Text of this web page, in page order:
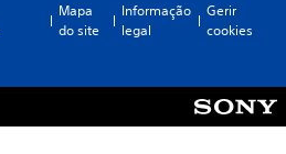
Mapa
do site
Informação
legal
Gerir
cookies